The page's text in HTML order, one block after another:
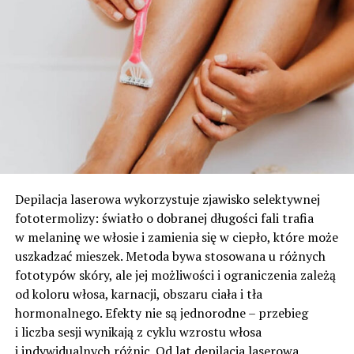
Depilacja laserowa wykorzystuje zjawisko selektywnej
fototermolizy: światło o dobranej długości fali trafia
w melaninę we włosie i zamienia się w ciepło, które może
uszkadzać mieszek. Metoda bywa stosowana u różnych
fototypów skóry, ale jej możliwości i ograniczenia zależą
od koloru włosa, karnacji, obszaru ciała i tła
hormonalnego. Efekty nie są jednorodne – przebieg
i liczba sesji wynikają z cyklu wzrostu włosa